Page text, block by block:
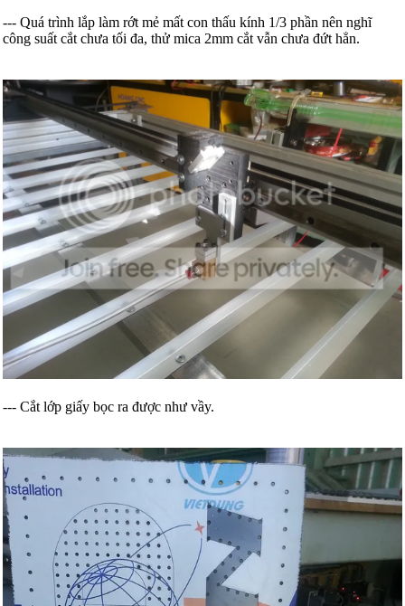
--- Quá trình lắp làm rớt mẻ mất con thấu kính 1/3 phần nên nghĩ
công suất cắt chưa tối đa, thử mica 2mm cắt vẫn chưa đứt hẳn.
--- Cắt lớp giấy bọc ra được như vầy.